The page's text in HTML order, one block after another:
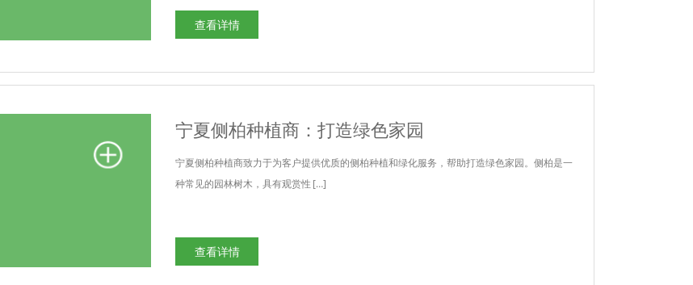
查看详情
宁夏侧柏种植商：打造绿色家园
宁夏侧柏种植商致力于为客户提供优质的侧柏种植和绿化服务，帮助打造绿色家园。侧柏是一
种常见的园林树木，具有观赏性 […]
查看详情